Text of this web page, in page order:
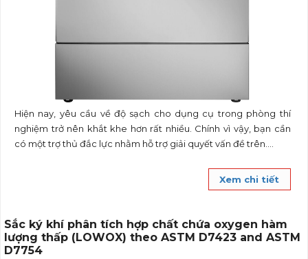
Hiện nay, yêu cầu về độ sạch cho dụng cụ trong phòng thí
nghiệm trở nên khắt khe hơn rất nhiều. Chính vì vậy, bạn cần
có một trợ thủ đắc lực nhằm hỗ trợ giải quyết vấn đề trên....
Xem chi tiết
Sắc ký khí phân tích hợp chất chứa oxygen hàm
lượng thấp (LOWOX) theo ASTM D7423 and ASTM
D7754